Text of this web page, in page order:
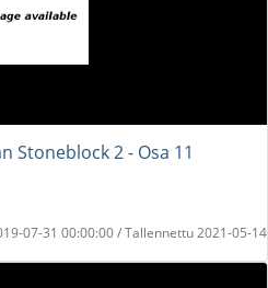
Stoneblock 2 - Osa 11
07-31 00:00:00 / Tallennettu 2021-05-14